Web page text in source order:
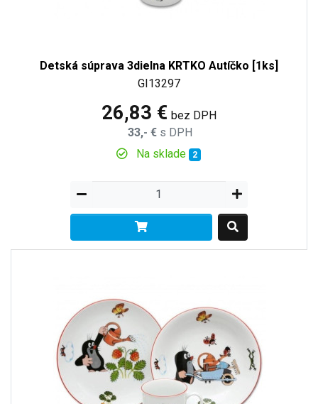
Detská súprava 3dielna KRTKO Autíčko [1ks]
GI13297
26,83 € bez DPH
33,- € s DPH
Na sklade 2